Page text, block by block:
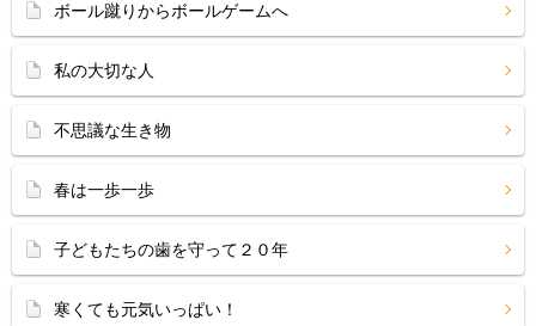
ボール蹴りからボールゲームへ
私の大切な人
不思議な生き物
春は一歩一歩
子どもたちの歯を守って２０年
寒くても元気いっぱい！